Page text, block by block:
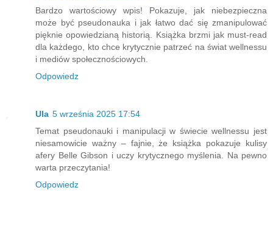
Bardzo wartościowy wpis! Pokazuje, jak niebezpieczna
może być pseudonauka i jak łatwo dać się zmanipulować
pięknie opowiedzianą historią. Książka brzmi jak must-read
dla każdego, kto chce krytycznie patrzeć na świat wellnessu
i mediów społecznościowych.
Odpowiedz
Ula 5 września 2025 17:54
Temat pseudonauki i manipulacji w świecie wellnessu jest
niesamowicie ważny – fajnie, że książka pokazuje kulisy
afery Belle Gibson i uczy krytycznego myślenia. Na pewno
warta przeczytania!
Odpowiedz